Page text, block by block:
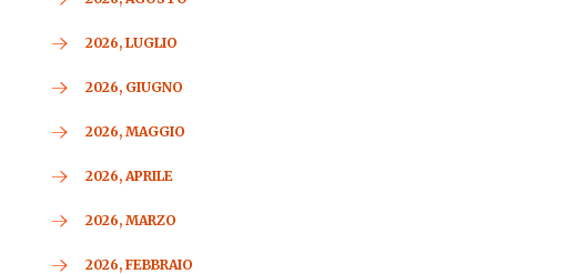
2026, LUGLIO
2026, GIUGNO
2026, MAGGIO
2026, APRILE
2026, MARZO
2026, FEBBRAIO